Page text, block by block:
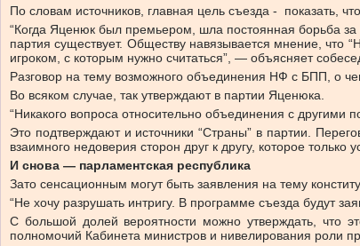
По словам источников, главная цель съезда - показать,
“Когда Яценюк был премьером, шла постоянная борьба
партия существует. Обществу навязывается мнение, что
игроком, с которым нужно считаться”, — объясняет
Разговор на тему возможного объединения НФ с БПП, о
Во всяком случае, так утверждают в партии Яценюка.
“Никакого вопроса относительно объединения с
Это подтверждают и источники “Страны” в партии.
взаимного недоверия сторон друг к другу, которое
И снова — парламентская республика
Зато сенсационным могут быть заявления на тему
“Не хочу разрушать интригу. В программе съезда будут
С большой долей вероятности можно утверждать, что
полномочий Кабинета министров и нивелирования роли